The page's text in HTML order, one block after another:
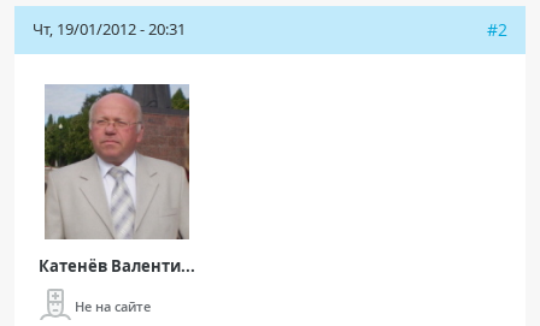
Чт, 19/01/2012 - 20:31 #2
Катенёв Валенти...
Не на сайте